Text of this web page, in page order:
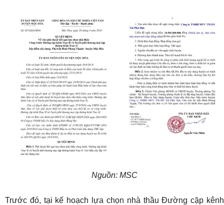
Nguồn: MSC
Trước đó, tại kế hoạch lựa chọn nhà thầu Đường cặp kênh